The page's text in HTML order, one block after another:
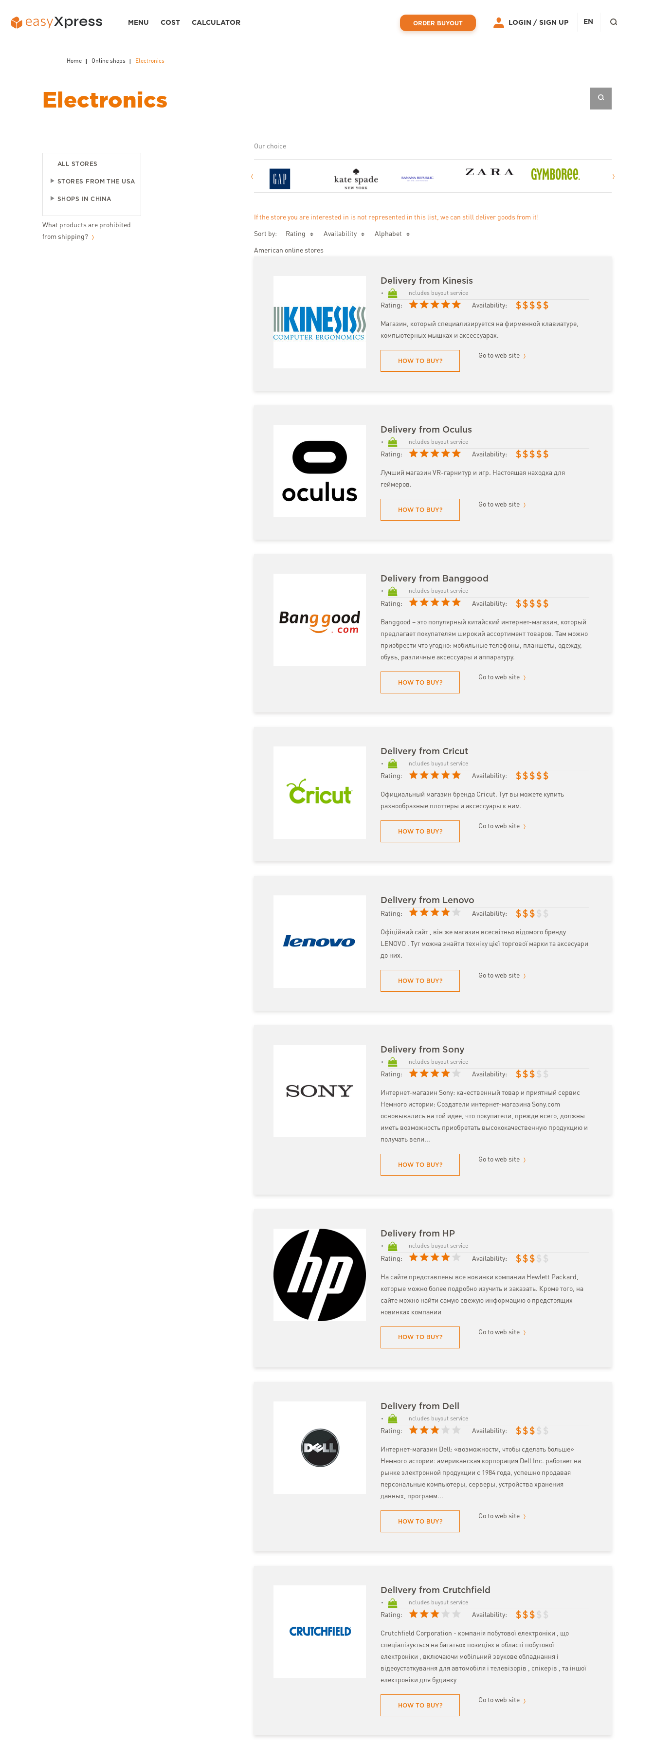
Electronics
Home Online shops Electronics
ALL STORES
STORES FROM THE USA
SHOPS IN CHINA
What products are prohibited
from shipping?
Our choice
If the store you are interested in is not represented in this list, we can still deliver goods from it!
Sort by: Rating Availability Аlphabet
American online stores
Delivery from Kinesis
includes buyout service
Rating: Availability: $ $ $ $ $
Магазин, который специализируется на фирменной клавиатуре,
компьютерных мышках и аксессуарах.
HOW TO BUY?
Go to web site
Delivery from Oculus
includes buyout service
Rating: Availability: $ $ $ $ $
Лучший магазин VR-гарнитур и игр. Настоящая находка для
геймеров.
HOW TO BUY?
Go to web site
Delivery from Banggood
includes buyout service
Rating: Availability: $ $ $ $ $
Banggood – это популярный китайский интернет-магазин, который
предлагает покупателям широкий ассортимент товаров. Там можно
приобрести что угодно: мобильные телефоны, планшеты, одежду,
обувь, различные аксессуары и аппаратуру.
HOW TO BUY?
Go to web site
Delivery from Cricut
includes buyout service
Rating: Availability: $ $ $ $ $
Официальный магазин бренда Cricut. Тут вы можете купить
разнообразные плоттеры и аксессуары к ним.
HOW TO BUY?
Go to web site
Delivery from Lenovo
Rating: Availability: $ $ $ $ $
Офіційний сайт , він же магазин всесвітньо відомого бренду
LENOVO . Тут можна знайти техніку цієї торгової марки та аксесуари
до них.
HOW TO BUY?
Go to web site
Delivery from Sony
includes buyout service
Rating: Availability: $ $ $ $ $
Интернет-магазин Sony: качественный товар и приятный сервис
Немного истории: Создатели интернет-магазина Sony.com
основывались на той идее, что покупатели, прежде всего, должны
иметь возможность приобретать высококачественную продукцию и
получать вели...
HOW TO BUY?
Go to web site
Delivery from HP
includes buyout service
Rating: Availability: $ $ $ $ $
На сайте представлены все новинки компании Hewlett Packard,
которые можно более подробно изучить и заказать. Кроме того, на
сайте можно найти самую свежую информацию о предстоящих
новинках компании
HOW TO BUY?
Go to web site
Delivery from Dell
includes buyout service
Rating: Availability: $ $ $ $ $
Интернет-магазин Dell: «возможности, чтобы сделать больше»
Немного истории: американская корпорация Dell Inc. работает на
рынке электронной продукции с 1984 года, успешно продавая
персональные компьютеры, серверы, устройства хранения
данных, программ...
HOW TO BUY?
Go to web site
Delivery from Crutchfield
includes buyout service
Rating: Availability: $ $ $ $ $
Crutchfield Corporation - компанія побутової електроніки , що
спеціалізується на багатьох позиціях в області побутової
електроніки , включаючи мобільний звукове обладнання і
відеоустаткування для автомобіля і телевізорів , спікерів , та іншої
електроніки для будинку
HOW TO BUY?
Go to web site
MENU COST CALCULATOR ORDER BUYOUT LOGIN / SIGN UP EN